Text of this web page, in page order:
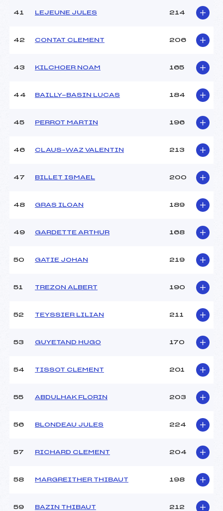
41 LEJEUNE JULES 214
42 CONTAT CLEMENT 206
43 KILCHOER NOAM 165
44 BAILLY-BASIN LUCAS 184
45 PERROT MARTIN 196
46 CLAUS–WAZ VALENTIN 213
47 BILLET ISMAEL 200
48 GRAS ILOAN 189
49 GARDETTE ARTHUR 168
50 GATIE JOHAN 219
51 TREZON ALBERT 190
52 TEYSSIER LILIAN 211
53 GUYETAND HUGO 170
54 TISSOT CLEMENT 201
55 ABDULHAK FLORIN 203
56 BLONDEAU JULES 224
57 RICHARD CLEMENT 204
58 MARGREITHER THIBAUT 198
59 BAZIN THIBAUT 212